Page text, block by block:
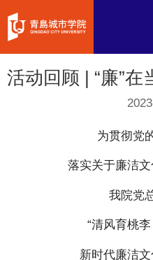
活动回顾 | “廉”
为贯彻党
落实关于廉洁
我院党
“清风育桃
新时代廉洁